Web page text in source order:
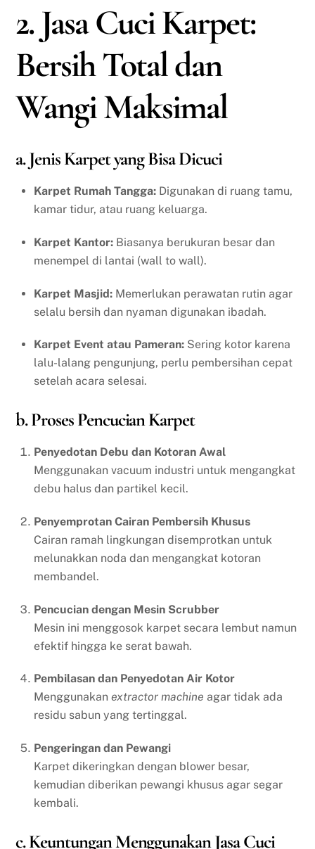
2. Jasa Cuci Karpet:
Bersih Total dan
Wangi Maksimal
a. Jenis Karpet yang Bisa Dicuci
Karpet Rumah Tangga: Digunakan di ruang tamu,
kamar tidur, atau ruang keluarga.
Karpet Kantor: Biasanya berukuran besar dan
menempel di lantai (wall to wall).
Karpet Masjid: Memerlukan perawatan rutin agar
selalu bersih dan nyaman digunakan ibadah.
Karpet Event atau Pameran: Sering kotor karena
lalu-lalang pengunjung, perlu pembersihan cepat
setelah acara selesai.
b. Proses Pencucian Karpet
Penyedotan Debu dan Kotoran Awal
Menggunakan vacuum industri untuk mengangkat
debu halus dan partikel kecil.
Penyemprotan Cairan Pembersih Khusus
Cairan ramah lingkungan disemprotkan untuk
melunakkan noda dan mengangkat kotoran
membandel.
Pencucian dengan Mesin Scrubber
Mesin ini menggosok karpet secara lembut namun
efektif hingga ke serat bawah.
Pembilasan dan Penyedotan Air Kotor
Menggunakan extractor machine agar tidak ada
residu sabun yang tertinggal.
Pengeringan dan Pewangi
Karpet dikeringkan dengan blower besar,
kemudian diberikan pewangi khusus agar segar
kembali.
c. Keuntungan Menggunakan Jasa Cuci